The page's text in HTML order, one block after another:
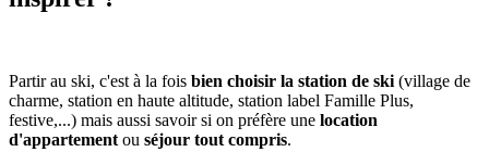
Partir au ski, c'est à la fois bien choisir la station de ski (village de
charme, station en haute altitude, station label Famille Plus,
festive,...) mais aussi savoir si on préfère une location
d'appartement ou séjour tout compris.